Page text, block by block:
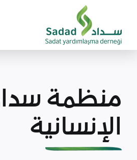
content
منظمة
الإنسانية